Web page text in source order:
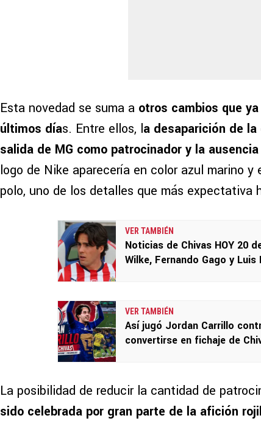
Esta novedad se suma a otros cambios que
últimos días. Entre ellos, la desaparición de
salida de MG como patrocinador y la
logo de Nike aparecería en color azul marino
polo, uno de los detalles que más expectativa
VER TAMBIÉN
Noticias de Chivas HOY 20
Wilke, Fernando Gago y Luis
VER TAMBIÉN
Así jugó Jordan Carrillo
convertirse en fichaje de
La posibilidad de reducir la cantidad de
sido celebrada por gran parte de la afición